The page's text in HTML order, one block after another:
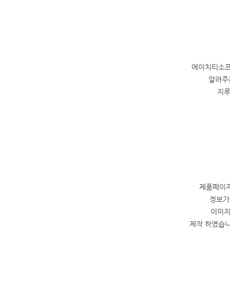
에이치티소
알려
지
제품페이
정보
이미
제작 하였습